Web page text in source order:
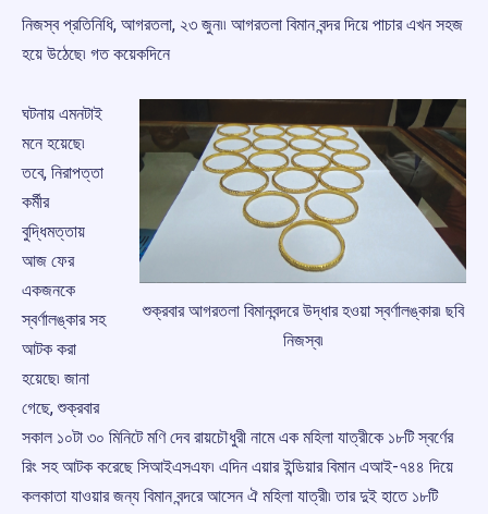
নিজস্ব প্রতিনিধি, আগরতলা, ২৩ জুন৷৷ আগরতলা বিমান বন্দর দিয়ে পাচার এখন সহজ
হয়ে উঠেছে৷ গত কয়েকদিনে
শুক্রবার আগরতলা বিমানবন্দরে উদ্ধার হওয়া স্বর্ণালঙ্কার৷ ছবি
নিজস্ব৷
ঘটনায় এমনটাই
মনে হয়েছে৷
তবে, নিরাপত্তা
কর্মীর
বুদ্ধিমত্তায়
আজ ফের
একজনকে
স্বর্ণালঙ্কার সহ
আটক করা
হয়েছে৷ জানা
গেছে, শুক্রবার
সকাল ১০টা ৩০ মিনিটে মণি দেব রায়চৌধুরী নামে এক মহিলা যাত্রীকে ১৮টি স্বর্ণের
রিং সহ আটক করেছে সিআইএসএফ৷ এদিন এয়ার ইন্ডিয়ার বিমান এআই-৭৪৪ দিয়ে
কলকাতা যাওয়ার জন্য বিমান বন্দরে আসেন ঐ মহিলা যাত্রী৷ তার দুই হাতে ১৮টি